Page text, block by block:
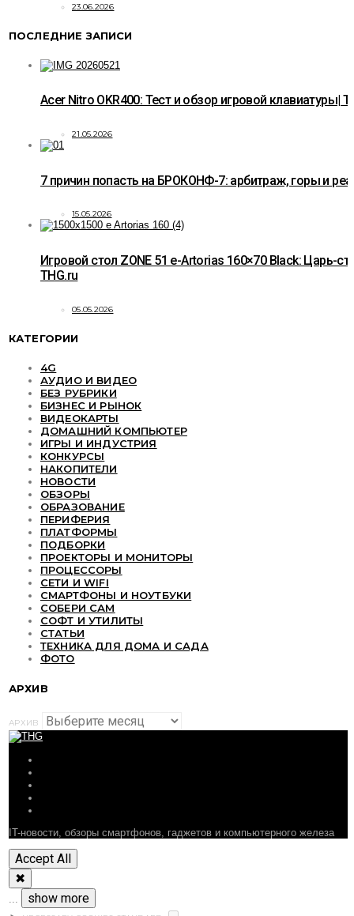
23.06.2026
ПОСЛЕДНИЕ ЗАПИСИ
Acer Nitro OKR400: Тест и обзор игровой клавиатуры|
21.05.2026
7 причин попасть на БРОКОНФ-7: арбитраж, горы и
15.05.2026
Игровой стол ZONE 51 e-Artorias 160×70 Black: Царь-
THG.ru
05.05.2026
КАТЕГОРИИ
4G
АУДИО И ВИДЕО
БЕЗ РУБРИКИ
БИЗНЕС И РЫНОК
ВИДЕОКАРТЫ
ДОМАШНИЙ КОМПЬЮТЕР
ИГРЫ И ИНДУСТРИЯ
КОНКУРСЫ
НАКОПИТЕЛИ
НОВОСТИ
ОБЗОРЫ
ОБРАЗОВАНИЕ
ПЕРИФЕРИЯ
ПЛАТФОРМЫ
ПОДБОРКИ
ПРОЕКТОРЫ И МОНИТОРЫ
ПРОЦЕССОРЫ
СЕТИ И WIFI
СМАРТФОНЫ И НОУТБУКИ
СОБЕРИ САМ
СОФТ И УТИЛИТЫ
СТАТЬИ
ТЕХНИКА ДЛЯ ДОМА И САДА
ФОТО
АРХИВ
АРХИВ
IT-новости, обзоры смартфонов, гаджетов и компьютерного железа
Accept All
✖
show more